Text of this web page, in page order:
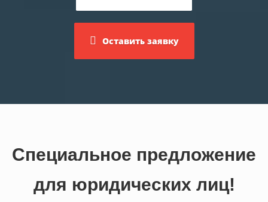
Оставить заявку
Специальное предложение
для юридических лиц!